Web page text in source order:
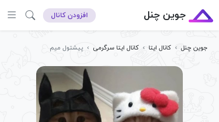
جوین چنل افزودن کانال
جوین چنل › کانال ایتا › کانال ایتا سرگرمی › پیشتول میم